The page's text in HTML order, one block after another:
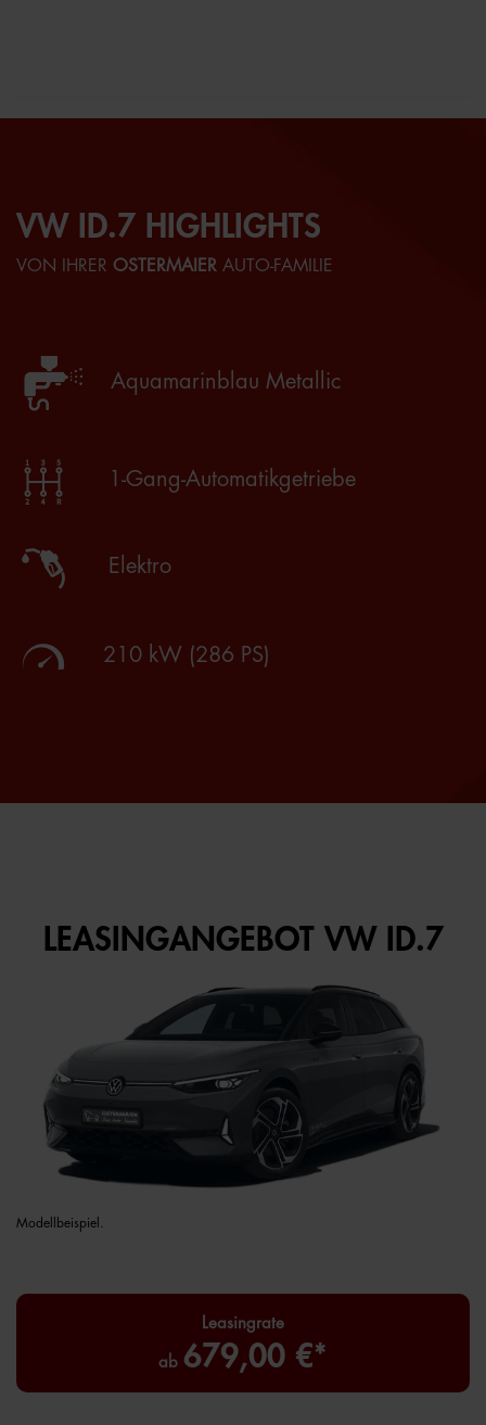
VW ID.7 HIGHLIGHTS
VON IHRER OSTERMAIER AUTO-FAMILIE
Aquamarinblau Metallic
1-Gang-Automatikgetriebe
Elektro
210 kW (286 PS)
LEASINGANGEBOT VW ID.7
Modellbeispiel.
Leasingrate
ab 679,00 €*